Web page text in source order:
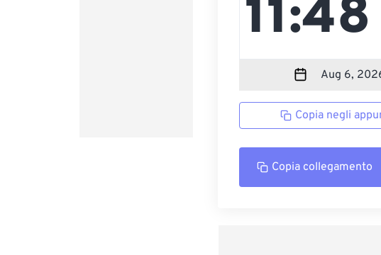
Copia negli
Copia collegamento